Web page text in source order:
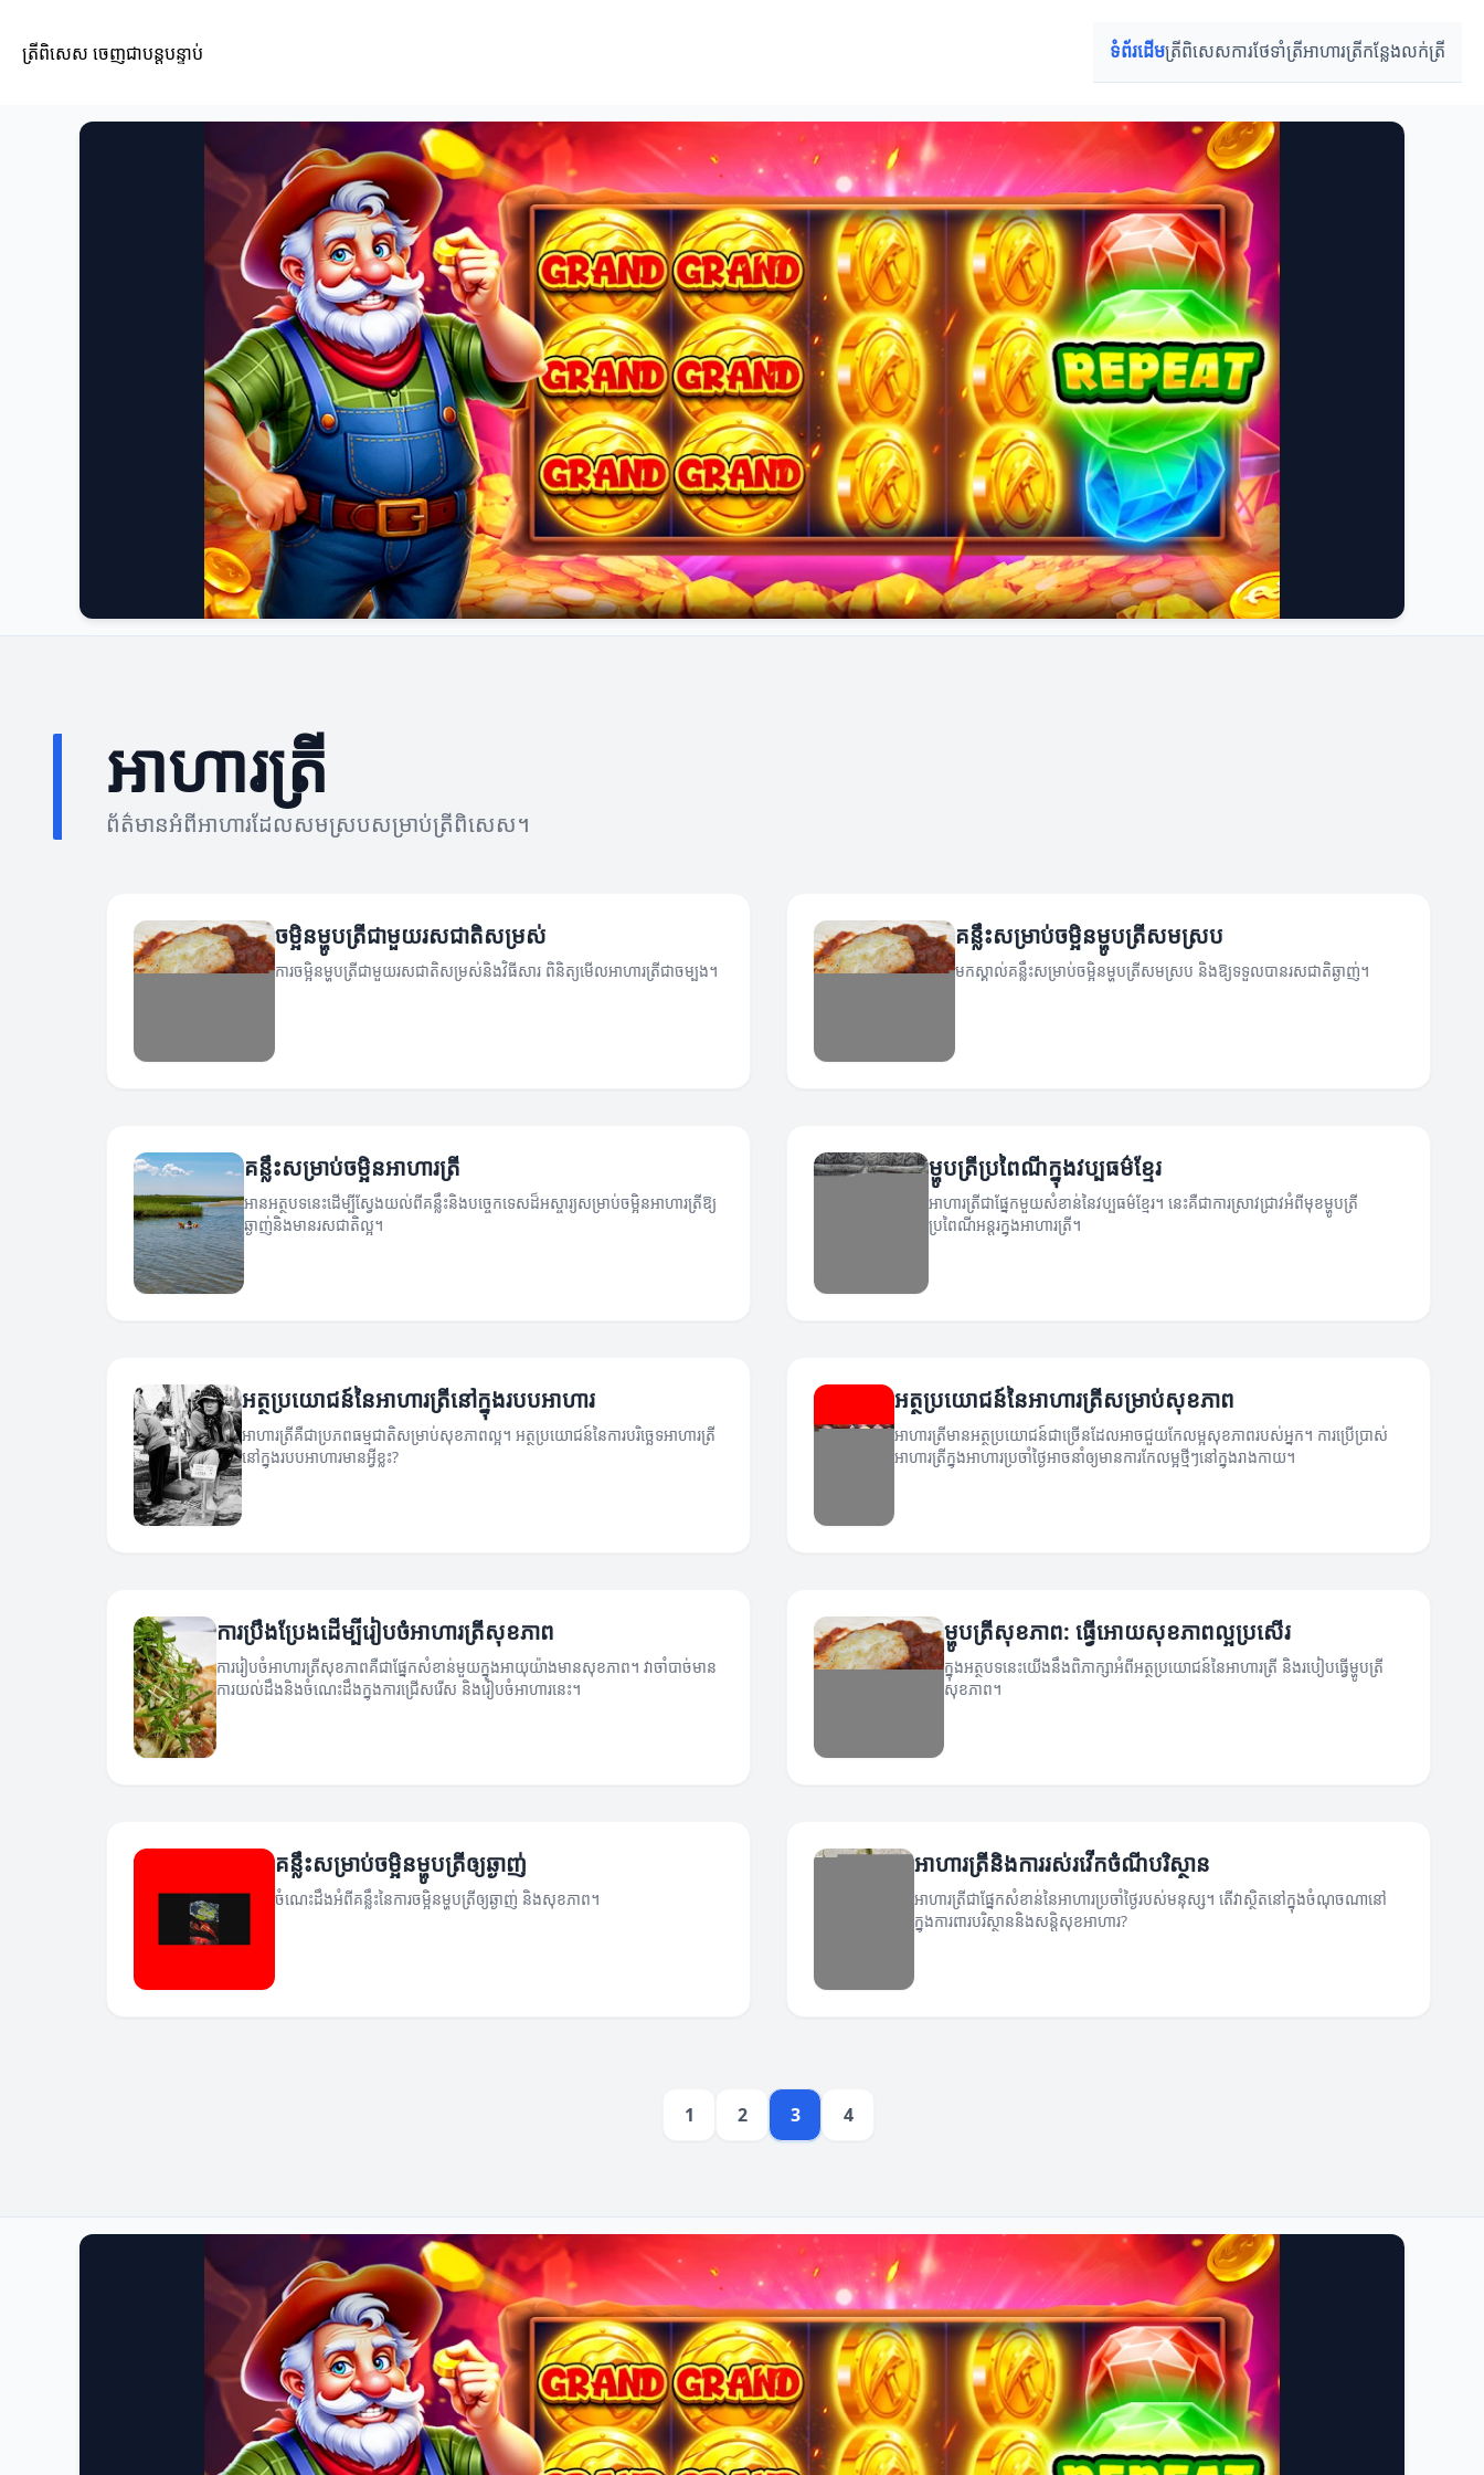
ត្រីពិសេស ចេញជាបន្តបន្ទាប់ ទំព័រដើមត្រីពិសេសការថែទាំត្រីអាហារត្រីកន្លែងលក់ត្រី
អាហារត្រី
ព័ត៌មានអំពីអាហារដែលសមស្របសម្រាប់ត្រីពិសេស។
ចម្អិនម្ហូបត្រីជាមួយរសជាតិសម្រស់
ការចម្អិនម្ហូបត្រីជាមួយរសជាតិសម្រស់និងវិធីសារ ពិនិត្យមើលអាហារត្រីជាចម្បង។
គន្លឹះសម្រាប់ចម្អិនម្ហូបត្រីសមស្រប
មកស្គាល់គន្លឹះសម្រាប់ចម្អិនម្ហូបត្រីសមស្រប និងឱ្យទទួលបានរសជាតិឆ្ងាញ់។
គន្លឹះសម្រាប់ចម្អិនអាហារត្រី
អានអត្ថបទនេះដើម្បីស្វែងយល់ពីគន្លឹះនិងបច្ចេកទេសដ៏អស្ចារ្យសម្រាប់ចម្អិនអាហារត្រីឱ្យ
ឆ្ងាញ់និងមានរសជាតិល្អ។
ម្ហូបត្រីប្រពៃណីក្នុងវប្បធម៌ខ្មែរ
អាហារត្រីជាផ្នែកមួយសំខាន់នៃវប្បធម៌ខ្មែរ។ នេះគឺជាការស្រាវជ្រាវអំពីមុខម្ហូបត្រី
ប្រពៃណីអន្ដរក្នុងអាហារត្រី។
អត្ថប្រយោជន៍នៃអាហារត្រីនៅក្នុងរបបអាហារ
អាហារត្រីគឺជាប្រភពធម្មជាតិសម្រាប់សុខភាពល្អ។ អត្ថប្រយោជន៍នៃការបរិច្ឆេទអាហារត្រី
នៅក្នុងរបបអាហារមានអ្វីខ្លះ?
អត្ថប្រយោជន៍នៃអាហារត្រីសម្រាប់សុខភាព
អាហារត្រីមានអត្ថប្រយោជន៍ជាច្រើនដែលអាចជួយកែលម្អសុខភាពរបស់អ្នក។ ការប្រើប្រាស់
អាហារត្រីក្នុងអាហារប្រចាំថ្ងៃអាចនាំឲ្យមានការកែលម្អថ្មីៗនៅក្នុងរាងកាយ។
ការប្រឹងប្រែងដើម្បីរៀបចំអាហារត្រីសុខភាព
ការរៀបចំអាហារត្រីសុខភាពគឺជាផ្នែកសំខាន់មួយក្នុងអាយុយ៉ាងមានសុខភាព។ វាចាំបាច់មាន
ការយល់ដឹងនិងចំណេះដឹងក្នុងការជ្រើសរើស និងរៀបចំអាហារនេះ។
ម្ហូបត្រីសុខភាព: ធ្វើអោយសុខភាពល្អប្រសើរ
ក្នុងអត្ថបទនេះយើងនឹងពិភាក្សាអំពីអត្ថប្រយោជន៍នៃអាហារត្រី និងរបៀបធ្វើម្ហូបត្រី
សុខភាព។
គន្លឹះសម្រាប់ចម្អិនម្ហូបត្រីឲ្យឆ្ងាញ់
ចំណេះដឹងអំពីគន្លឹះនៃការចម្អិនម្ហូបត្រីឲ្យឆ្ងាញ់ និងសុខភាព។
អាហារត្រីនិងការរស់រវើកចំណីបរិស្ថាន
អាហារត្រីជាផ្នែកសំខាន់នៃអាហារប្រចាំថ្ងៃរបស់មនុស្ស។ តើវាស្ថិតនៅក្នុងចំណុចណានៅ
ក្នុងការពារបរិស្ថាននិងសន្ដិសុខអាហារ?
1 2 3 4